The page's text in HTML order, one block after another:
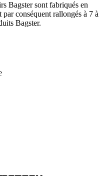
Bagster sont fabriqués en
conséquent rallongés à 7 à
Bagster.